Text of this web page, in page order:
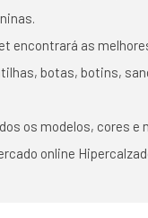
encontrará as
botas, botins,
os modelos, cores e
online